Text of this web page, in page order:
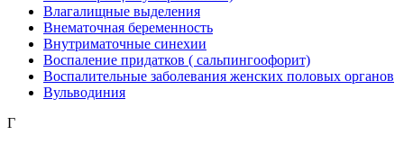
Влагалищные выделения
Внематочная беременность
Внутриматочные синехии
Воспаление придатков ( сальпингоофорит)
Воспалительные заболевания женских половых органов
Вульводиния
Г